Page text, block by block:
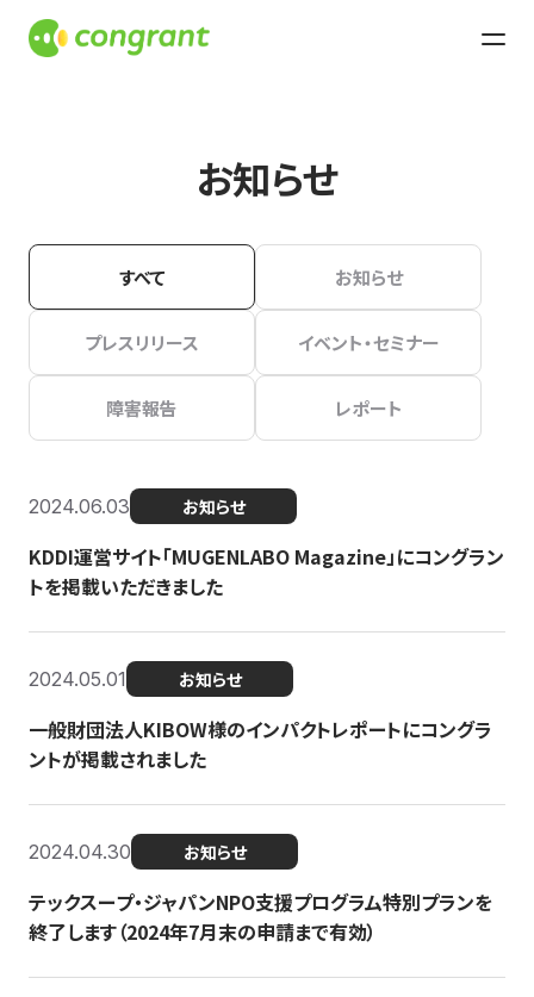
お知らせ
すべて お知らせ
プレスリリース イベント・セミナー
障害報告 レポート
2024.06.03 お知らせ
KDDI運営サイト「MUGENLABO Magazine」にコングラン
トを掲載いただきました
2024.05.01 お知らせ
一般財団法人KIBOW様のインパクトレポートにコングラ
ントが掲載されました
2024.04.30 お知らせ
テックスープ・ジャパンNPO支援プログラム特別プランを
終了します（2024年7月末の申請まで有効）